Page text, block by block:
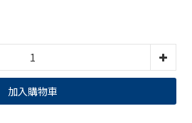
加入購物車